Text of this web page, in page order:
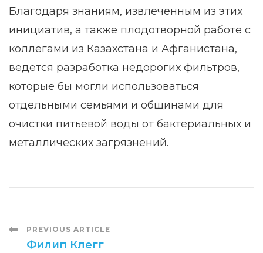
Благодаря знаниям, извлеченным из этих
инициатив, а также плодотворной работе с
коллегами из Казахстана и Афганистана,
ведется разработка недорогих фильтров,
которые бы могли использоваться
отдельными семьями и общинами для
очистки питьевой воды от бактериальных и
металлических загрязнений.
Post
PREVIOUS ARTICLE
Филип Клегг